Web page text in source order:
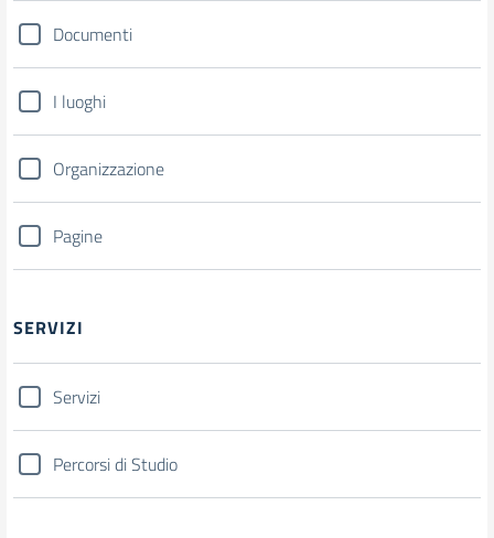
Documenti
I luoghi
Organizzazione
Pagine
SERVIZI
Servizi
Percorsi di Studio